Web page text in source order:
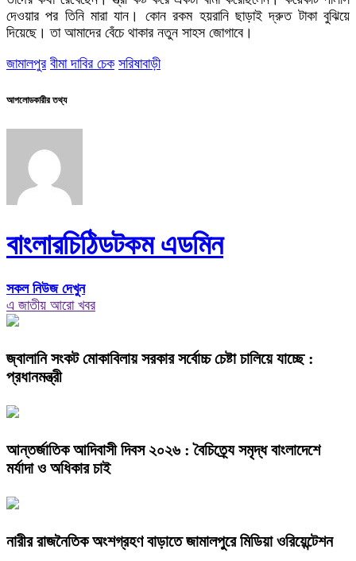
দেওয়ার পর তিনি মারা যান। কোন রকম হয়রানি ছাড়াই দ্রুত টাকা বুঝিয়ে
দিয়েছে। তা আমাদের বেঁচে থাকার নতুন সাহস জোগাবে।
জামালপুর বীমা দাবির চেক সরিষাবাড়ী
আপলোডকারীর তথ্য
বাংলারচিঠিডটকম এডমিন
সকল নিউজ দেখুন
এ জাতীয় আরো খবর
জ্বালানি সংকট মোকাবিলায় সরকার সর্বোচ্চ চেষ্টা চালিয়ে যাচ্ছে :
প্রধানমন্ত্রী
আন্তর্জাতিক আদিবাসী দিবস ২০২৬ : বৈচিত্র্যে সমৃদ্ধ বাংলাদেশে
মর্যাদা ও অধিকার চাই
নারীর রাজনৈতিক অংশগ্রহণ বাড়াতে জামালপুরে মিডিয়া ওরিয়েন্টেশন